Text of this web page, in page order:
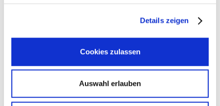
Details zeigen
Cookies zulassen
Auswahl erlauben